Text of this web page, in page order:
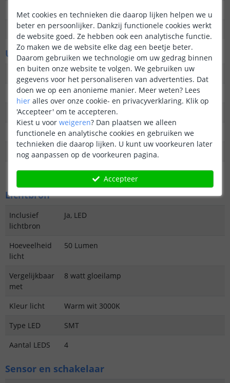
IP44 (geschikt voor buiten)
Garantie
2 jaar
Uiterlijke kenmerken
Vormgeving/stijl
Modern
Materiaal
RVS
Kleur
Zwart
Hoogte
8 cm
Breedte
10 cm
Diepte
5 cm
Lichtbron
Inclusief
lichtbron
Ja, LED
Hoeveelheid
licht
50 Lumen
Vergelijkbaar
met
8 watt gloeilamp
Kleur licht
Warm wit 3000K
Type LED
SMT
Aantal LEDS
4
Sensor en schakelaar
Met cookies en technieken die daarop lijken helpen we u
beter en persoonlijker. Dankzij functionele cookies werkt
de website goed. Ze hebben ook een analytische functie.
Zo maken we de website elke dag een beetje beter.
Daarom gebruiken we technologie om uw gedrag binnen
en buiten onze website te volgen. We gebruiken uw
gegevens voor het personaliseren van advertenties. Dat
doen we op een anonieme manier. Meer weten? Lees
hier alles over onze cookie- en privacyverklaring. Klik op
'Accepteer' om te accepteren.
Kiest u voor weigeren? Dan plaatsen we alleen
functionele en analytische cookies en gebruiken we
technieken die daarop lijken. U kunt uw voorkeuren later
nog aanpassen op de voorkeuren pagina.
Accepteer